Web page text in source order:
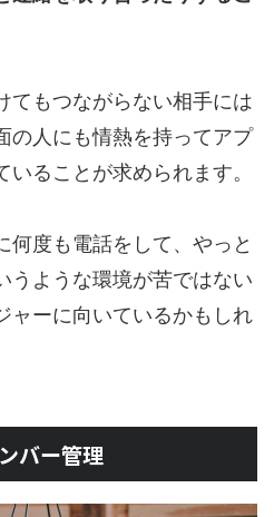
てもつながらない相手には
の人にも情熱を持ってアプ
ることが求められます。
何度も電話をして、やっと
うような環境が苦ではない
ャーに向いているかもしれ
バー管理